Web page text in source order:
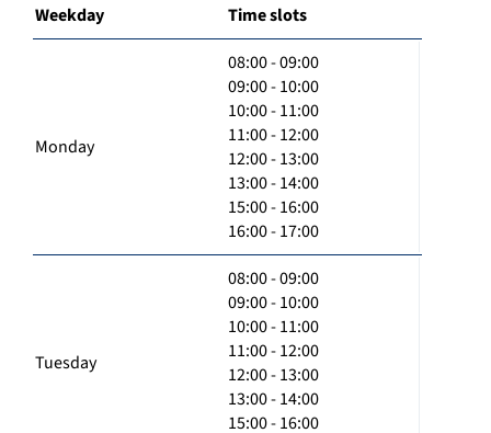
Weekday Time slots
Monday
08:00 - 09:00
09:00 - 10:00
10:00 - 11:00
11:00 - 12:00
12:00 - 13:00
13:00 - 14:00
15:00 - 16:00
16:00 - 17:00
Tuesday
08:00 - 09:00
09:00 - 10:00
10:00 - 11:00
11:00 - 12:00
12:00 - 13:00
13:00 - 14:00
15:00 - 16:00